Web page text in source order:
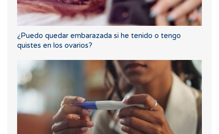
¿Puedo quedar embarazada si he tenido o tengo
quistes en los ovarios?